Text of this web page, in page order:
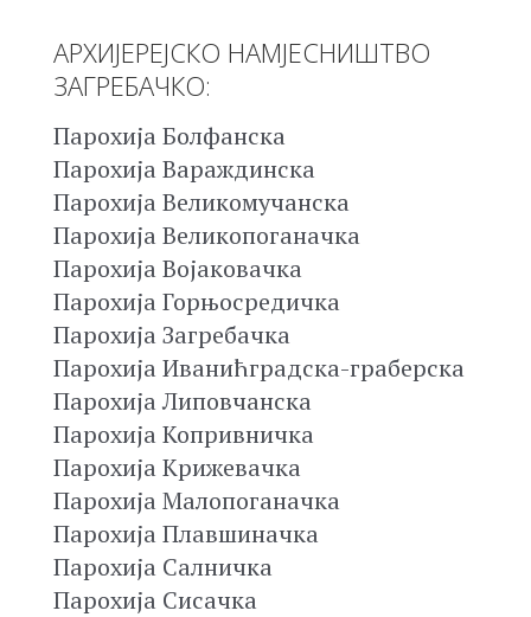
АРХИЈЕРЕЈСКО НАМЈЕСНИШТВО
ЗАГРЕБАЧКО:
Парохија Болфанска
Парохија Вараждинска
Парохија Великомучанска
Парохија Великопоганачка
Парохија Војаковачка
Парохија Горњосредичка
Парохија Загребачка
Парохија Иванићградска-граберска
Парохија Липовчанска
Парохија Копривничка
Парохија Крижевачка
Парохија Малопоганачка
Парохија Плавшиначка
Парохија Салничка
Парохија Сисачка